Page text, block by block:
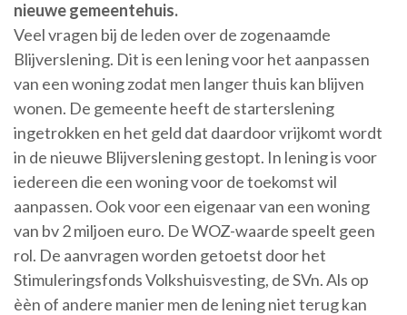
nieuwe gemeentehuis.
Veel vragen bij de leden over de zogenaamde
Blijverslening. Dit is een lening voor het aanpassen
van een woning zodat men langer thuis kan blijven
wonen. De gemeente heeft de starterslening
ingetrokken en het geld dat daardoor vrijkomt wordt
in de nieuwe Blijverslening gestopt. In lening is voor
iedereen die een woning voor de toekomst wil
aanpassen. Ook voor een eigenaar van een woning
van bv 2 miljoen euro. De WOZ-waarde speelt geen
rol. De aanvragen worden getoetst door het
Stimuleringsfonds Volkshuisvesting, de SVn. Als op
èèn of andere manier men de lening niet terug kan